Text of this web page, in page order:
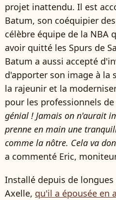
projet inattendu. Il est
Batum, son coéquipier
célèbre équipe de la NBA
avoir quitté les Spurs de
Batum a aussi accepté
d'apporter son image à la
la rajeunir et la
pour les professionnels
génial ! Jamais on n'aurait
prenne en main une
comme la nôtre. Cela va
a commenté Eric,
Installé depuis de longues
Axelle, qu'il a épousée en